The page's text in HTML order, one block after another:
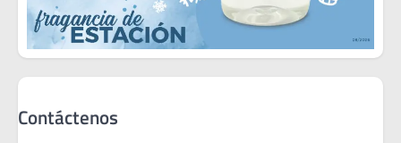
Contáctenos